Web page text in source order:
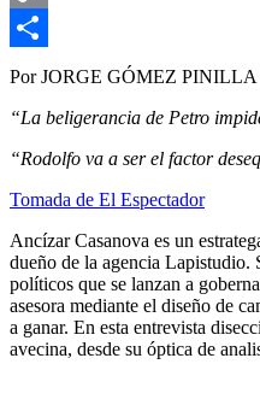
Copy
Link
Compartir
Por JORGE GÓMEZ PINILLA
“La beligerancia de Petro
“Rodolfo va a ser el factor
Tomada de El Espectador
Ancízar Casanova es un
dueño de la agencia Lapistudio.
políticos que se lanzan a
asesora mediante el diseño de
a ganar. En esta entrevista
avecina, desde su óptica de